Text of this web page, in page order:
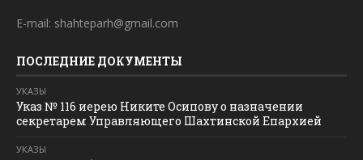
E-mail: shahteparh@gmail.com
ПОСЛЕДНИЕ ДОКУМЕНТЫ
УКАЗЫ
Указ № 116 иерею Никите Осипову о назначении
секретарем Управляющего Шахтинской Епархией
УКАЗЫ